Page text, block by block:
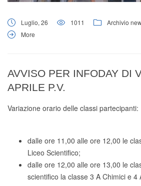
Luglio, 26 1011 Archivio
More
AVVISO PER INFODAY DI
APRILE P.V.
Variazione orario delle classi partecipanti:
dalle ore 11,00 alle ore 12,00 le
Liceo Scientifico;
dalle ore 12,00 alle ore 13,00 le
scientifico la classe 3 A Chimici e 4